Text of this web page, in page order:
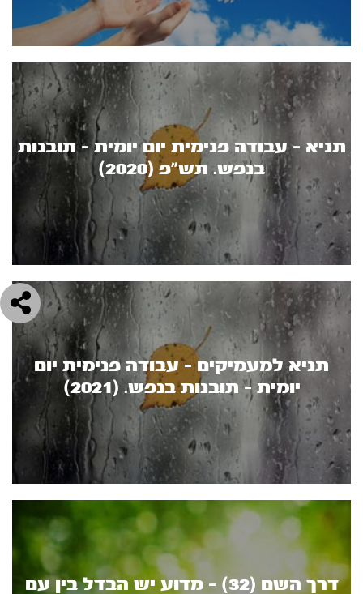
תניא - עבודה פנימית יום יומית - תובנות
בנפש. תש"פ (2020)
תניא למעמיקים - עבודה פנימית יום
יומית - תובנות בנפש. (2021)
דרך השם (32) - מדוע יש הבדל בין עם